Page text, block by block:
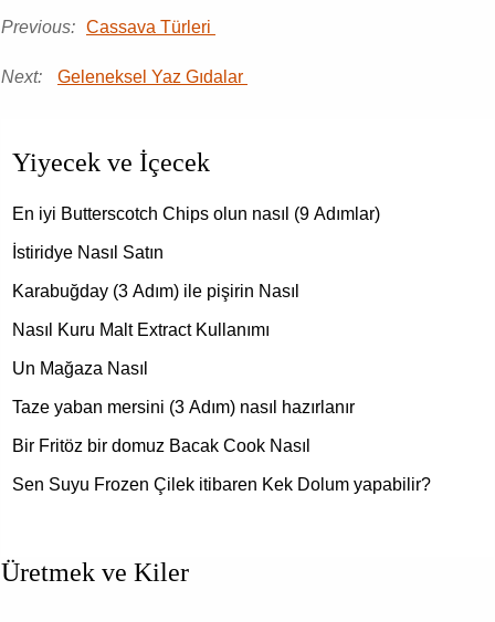
Previous: Cassava Türleri
Next: Geleneksel Yaz Gıdalar
Yiyecek ve İçecek
En iyi Butterscotch Chips olun nasıl (9 Adımlar)
İstiridye Nasıl Satın
Karabuğday (3 Adım) ile pişirin Nasıl
Nasıl Kuru Malt Extract Kullanımı
Un Mağaza Nasıl
Taze yaban mersini (3 Adım) nasıl hazırlanır
Bir Fritöz bir domuz Bacak Cook Nasıl
Sen Suyu Frozen Çilek itibaren Kek Dolum yapabilir?
Üretmek ve Kiler